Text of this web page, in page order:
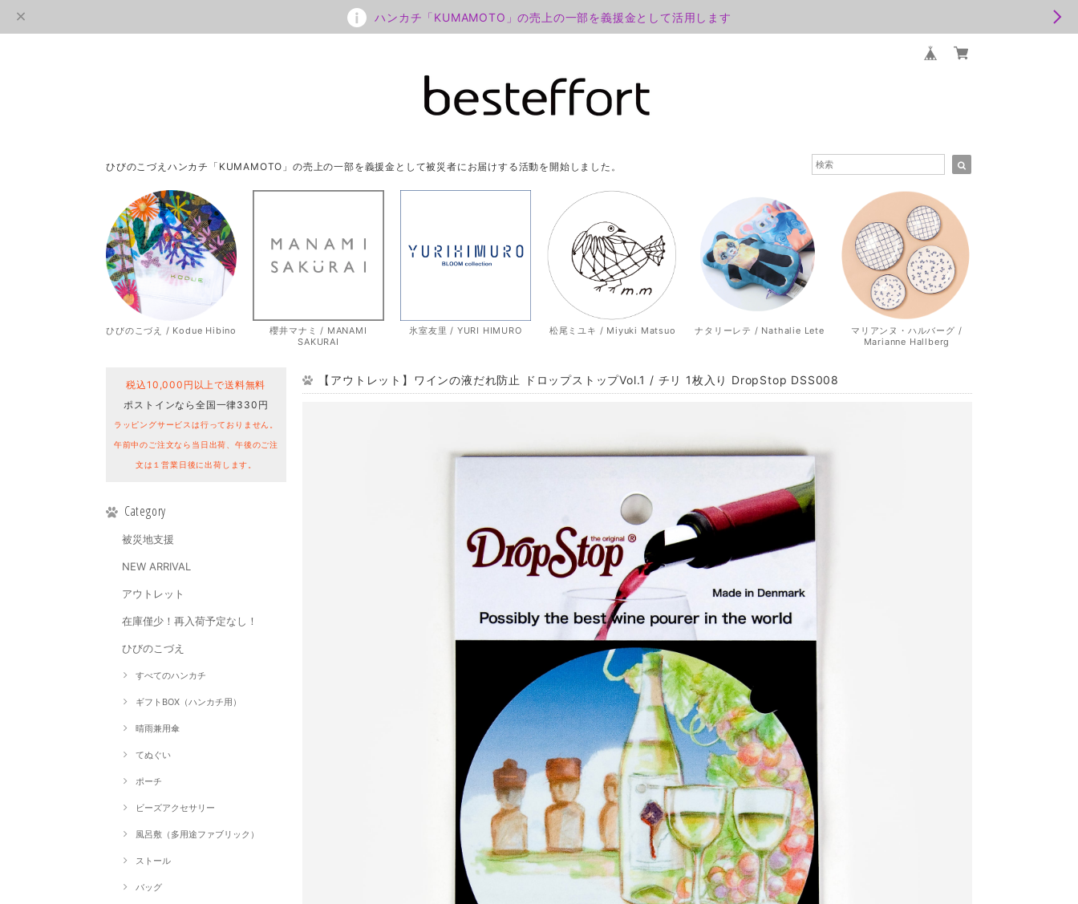
ハンカチ「KUMAMOTO」の売上の一部を義援金として活用します
ひびのこづえハンカチ「KUMAMOTO」の売上の一部を義援金として被災者にお届けする活動を開始しました。
ひびのこづえ / Kodue Hibino
櫻井マナミ / MANAMI
SAKURAI
氷室友里 / YURI HIMURO 松尾ミユキ / Miyuki Matsuo ナタリーレテ / Nathalie Lete
マリアンヌ・ハルバーグ /
Marianne Hallberg
税込10,000円以上で送料無料
ポストインなら全国一律330円
ラッピングサービスは行っておりません。
午前中のご注文なら当日出荷、午後のご注
文は１営業日後に出荷します。
Category
被災地支援
NEW ARRIVAL
アウトレット
在庫僅少！再入荷予定なし！
ひびのこづえ
すべてのハンカチ
ギフトBOX（ハンカチ用）
晴雨兼用傘
てぬぐい
ポーチ
ビーズアクセサリー
風呂敷（多用途ファブリック）
ストール
バッグ
【アウトレット】ワインの液だれ防止 ドロップストップVol.1 / チリ 1枚入り DropStop DSS008